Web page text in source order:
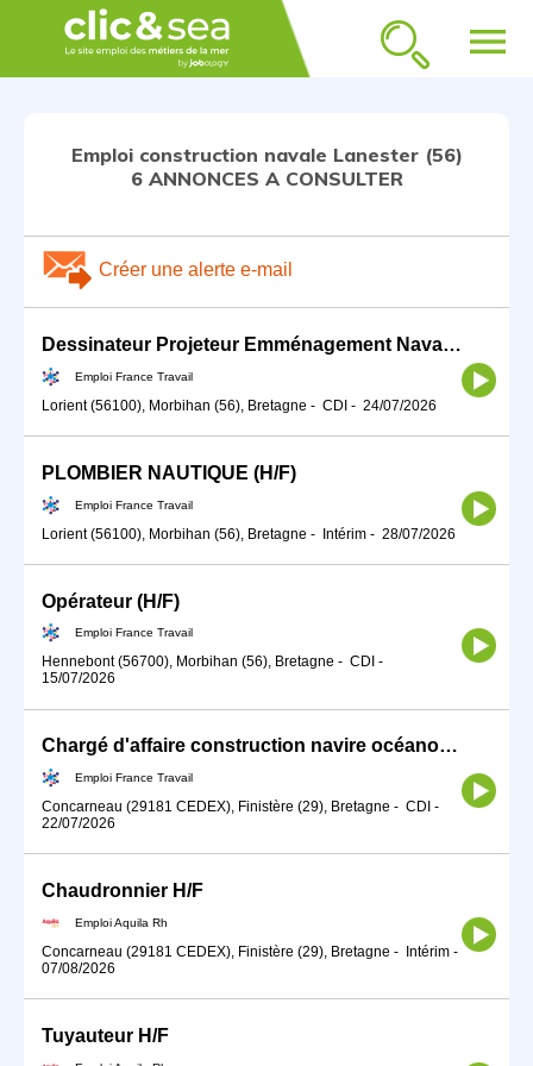
menu
Emploi construction navale Lanester (56)
6 ANNONCES A CONSULTER
Créer une alerte e-mail
Dessinateur Projeteur Emménagement Naval H/F (H/F)
Emploi France Travail
Lorient (56100), Morbihan (56), Bretagne - CDI - 24/07/2026
PLOMBIER NAUTIQUE (H/F)
Emploi France Travail
Lorient (56100), Morbihan (56), Bretagne - Intérim - 28/07/2026
Opérateur (H/F)
Emploi France Travail
Hennebont (56700), Morbihan (56), Bretagne - CDI -
15/07/2026
Chargé d'affaire construction navire océanographique/hydrographiq (H/F)
Emploi France Travail
Concarneau (29181 CEDEX), Finistère (29), Bretagne - CDI -
22/07/2026
Chaudronnier H/F
Emploi Aquila Rh
Concarneau (29181 CEDEX), Finistère (29), Bretagne - Intérim -
07/08/2026
Tuyauteur H/F